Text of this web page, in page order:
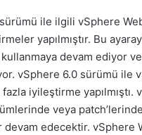
ile ilgili vSphere
yapılmıştır. Bu
devam ediyor
vSphere 6.0 sürümü ile
iyileştirme yapılmıştı.
veya
edecektir. vSphere